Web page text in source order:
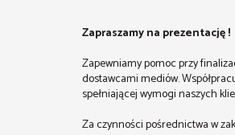
Zapraszamy na prezentację !
Zapewniamy pomoc przy
dostawcami mediów.
spełniającej wymogi naszych
Za czynności pośrednictwa w